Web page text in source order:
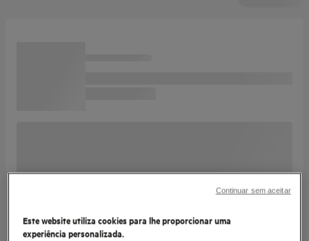
Este website utiliza cookies para lhe proporcionar uma
experiência personalizada.
Continuar sem aceitar